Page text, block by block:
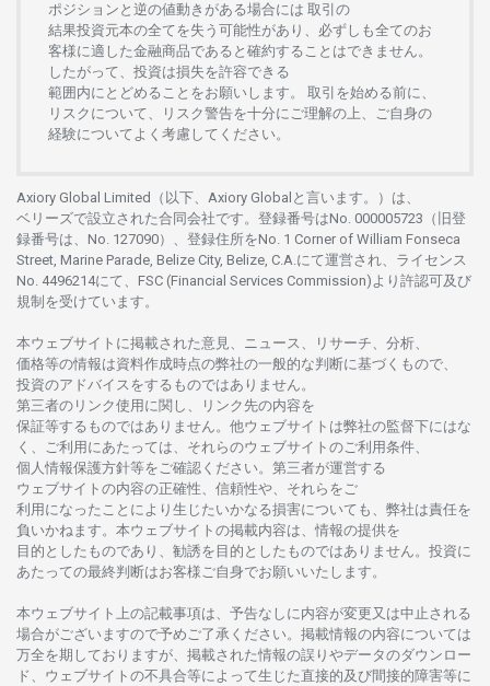
ポジションと 逆の値動きがある場合には 取引の
結果投資元本の全てを失う 可能性があり、 必ずしも全てのお
客様に適した金融商品であると 確約することはできません。
したがって、 投資は損失を許容できる
範囲内にとどめることをお願いします。 取引を始める前に、
リスクについて、
リスク警告を十分にご理解の上、 ご自身の
経験についてよく 考慮してください。
Axiory Global Limited（以下、Axiory Globalと言います。）は、
ベリーズで設立さ れた合同会社です。 登録番号はNo. 000005723（旧登
録番号は、No. 127090）、 登録住所をNo. 1 Corner of William Fonseca
Street, Marine Parade, Belize City, Belize, C.A.にて運営さ れ、 ライセンス
No. 4496214にて、FSC (Financial Services Commission)より 許認可及び
規制を受けています。
本ウェブサイトに掲載さ れた意見、ニュース、リサーチ、分析、
価格等の情報は資料作成時点の弊社の一般的な判断に基づくもので、
投資のアドバイスをするものではありません。
第三者の リンク使用に関し、 リンク先の内容を
保証等するものではありません。 他ウェブサイトは弊社の監督下にはな
く、 ご利用にあたっては、 それらのウェブサイトのご利用条件、
個人情報保護方針等をご確認ください。 第三者が運営する
ウェブサイトの内容の正確性、信頼性や、それらをご
利用になったことにより 生じたいかなる損害についても、 弊社は責任を
負いかねます。 本ウェブサイトの掲載内容は、 情報の提供を
目的としたものであり、 勧誘を 目的としたものではありません。 投資に
あたっての最終判断はお客様ご自身でお願いいたします。
本ウェブサイト 上の記載事項は、 予告なしに内容が変更又は中止さ れる
場合がございますので予めご了承ください。 掲載情報の内容については
万全を期しておりますが、 掲載さ れた情報の誤りやデータのダウンロー
ド、 ウェブサイトの不具合等によって生じた 直接的及び間接的障害等に